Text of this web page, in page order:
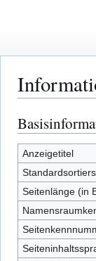
Zur
Navigation
springen
Zur
Suche
springen
Anzeigetitel
Seitenlänge (in